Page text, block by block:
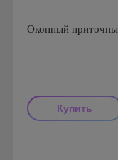
Оконный